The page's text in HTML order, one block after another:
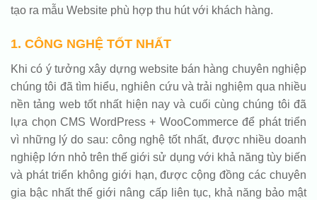
tạo ra mẫu Website phù hợp thu hút với khách hàng.
1. CÔNG NGHỆ TỐT NHẤT
Khi có ý tưởng xây dựng website bán hàng chuyên nghiệp
chúng tôi đã tìm hiểu, nghiên cứu và trải nghiệm qua nhiều
nền tảng web tốt nhất hiện nay và cuối cùng chúng tôi đã
lựa chọn CMS WordPress + WooCommerce để phát triển
vì những lý do sau: công nghệ tốt nhất, được nhiều doanh
nghiệp lớn nhỏ trên thế giới sử dụng với khả năng tùy biến
và phát triển không giới hạn, được cộng đồng các chuyên
gia bậc nhất thế giới nâng cấp liên tục, khả năng bảo mật